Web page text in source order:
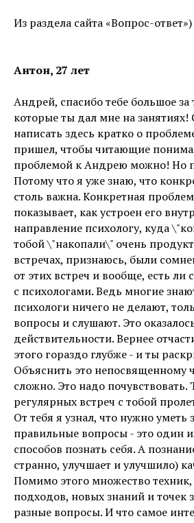
Из раздела сайта «Вопрос-ответ»)
Антон, 27 лет
Андрей, спасибо тебе большое за
которые ты дал мне на занятиях!
написать здесь кратко о
пришел, чтобы читающие
проблемой к Андрею можно! Но
Потому что я уже знаю, что
столь важна. Конкретная
показывает, как устроен его
направление психологу, куда
тобой \"накопали\" очень
встречах, признаюсь, были
от этих встреч и вообще, есть
с психологами. Ведь многие
психологи ничего не делают,
вопросы и слушают. Это
действительности. Вернее
этого гораздо глубже - и ты
Объяснить это непосвященному
сложно. Это надо почувствовать.
регулярных встреч с тобой
От тебя я узнал, что нужно уметь
правильные вопросы - это один
способов познать себя. А
странно, улучшает и улучшило)
Помимо этого множество
подходов, новых знаний и точек
разные вопросы. И что самое